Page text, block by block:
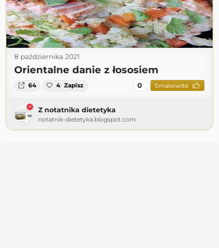
8 października 2021
Orientalne danie z łososiem
64 4 Zapisz 0 Smakowite
Z notatnika dietetyka
notatnik-dietetyka.blogspot.com